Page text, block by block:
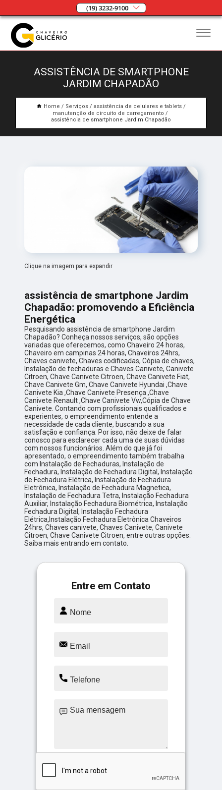
(19) 3232-9100
ASSISTÊNCIA DE SMARTPHONE
JARDIM CHAPADÃO
Home Serviços
assistência de celulares e tablets
manutenção de circuito de carregamento
assistência de smartphone Jardim Chapadão
Clique na imagem para expandir
assistência de smartphone Jardim
Chapadão: promovendo a Eficiência
Energética
Pesquisando assistência de smartphone Jardim
Chapadão? Conheça nossos serviços, são opções
variadas que oferecemos, como Chaveiro 24 horas,
Chaveiro em campinas 24 horas, Chaveiros 24hrs,
Chaves canivete, Chaves codificadas, Cópia de chaves,
Instalação de fechaduras e Chaves Canivete, Canivete
Citroen, Chave Canivete Citroen, Chave Canivete Fiat,
Chave Canivete Gm, Chave Canivete Hyundai ,Chave
Canivete Kia ,Chave Canivete Presença ,Chave
Canivete Renault ,Chave Canivete Vw,Cópia de Chave
Canivete. Contando com profissionais qualificados e
experientes, o empreendimento entende a
necessidade de cada cliente, buscando a sua
satisfação e confiança. Por isso, não deixe de falar
conosco para esclarecer cada uma de suas dúvidas
com nossos funcionários. Além do que já foi
apresentado, o empreendimento também trabalha
com Instalação de Fechaduras, Instalação de
Fechadura, Instalação de Fechadura Digital, Instalação
de Fechadura Elétrica, Instalação de Fechadura
Eletrônica, Instalação de Fechadura Magnetica,
Instalação de Fechadura Tetra, Instalação Fechadura
Auxiliar, Instalação Fechadura Biométrica, Instalação
Fechadura Digital, Instalação Fechadura
Elétrica,Instalação Fechadura Eletrônica Chaveiros
24hrs, Chaves canivete, Chaves Canivete, Canivete
Citroen, Chave Canivete Citroen, entre outras opções.
Saiba mais entrando em contato.
Entre em Contato